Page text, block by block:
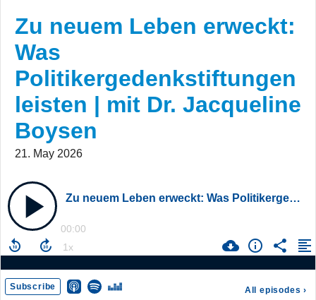
Zu neuem Leben erweckt:
Was
Politikergedenkstiftungen
leisten | mit Dr. Jacqueline
Boysen
21. May 2026
Zu neuem Leben erweckt: Was Politikergedenkstiftungen leisten | mit Dr. Jacqueline Boysen
00:00
Subscribe All episodes ›